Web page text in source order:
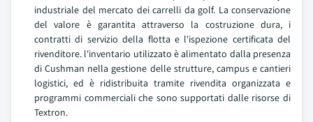
industriale del mercato dei carrelli da golf. La conservazione
del valore è garantita attraverso la costruzione dura, i
contratti di servizio della flotta e l'ispezione certificata del
rivenditore. l'inventario utilizzato è alimentato dalla presenza
di Cushman nella gestione delle strutture, campus e cantieri
logistici, ed è ridistribuita tramite rivendita organizzata e
programmi commerciali che sono supportati dalle risorse di
Textron.